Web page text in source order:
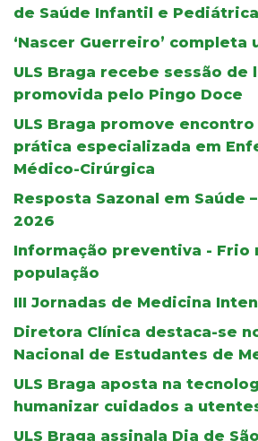
de Saúde Infantil e Pediátrica
‘Nascer Guerreiro’ completa
ULS Braga recebe sessão
promovida pelo Pingo Doce
ULS Braga promove
prática especializada em
Médico-Cirúrgica
Resposta Sazonal em Saúde
2026
Informação preventiva - Frio
população
III Jornadas de Medicina
Diretora Clínica destaca-se
Nacional de Estudantes de
ULS Braga aposta na
humanizar cuidados a
ULS Braga assinala Dia de